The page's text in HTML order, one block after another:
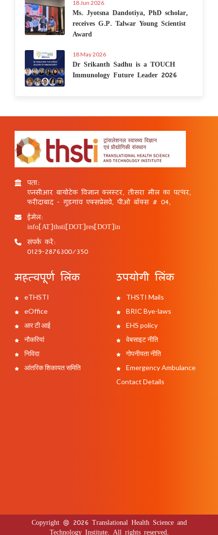
18 Jun 2026
Ms. Jyotsna Dandotiya, PhD scholar,
receives G.P. Talwar Young Scientist
Award
18 May 2026
Dr Srikanth Sadhu is a TOUCH
Immunology Future Leader 2026
पता:
एनसीआर बायोटेक विज्ञान क्लस्टर, तीसरा मील का पत्थर,
फरीदाबाद - गुड़गांव एक्सप्रेसवे, पीओ बॉक्स # 04,
ईमेल:
info[AT]thsti[DOT]res[DOT]in
संपर्क करें:
0129-2876300/350
महत्वपूर्ण लिंक
eTHSTI
eOffice
आर टी आई
नौकरियां
निविदा
आंतरिक शिकायत समिति
उपयोगी लिंक
THSTI Mails
BRIC Bye-laws
EHS policy
वेबसाइट नीति
गोपनीयता नीति
Emergency Ambulance
Contact Details
Copyright @ 2026 Translational Health Science and
Technology Institute. All rights reserved.